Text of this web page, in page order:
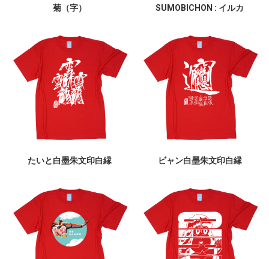
菊（字） SUMOBICHON : イルカ
たいと白墨朱文印白縁 ビャン白墨朱文印白縁